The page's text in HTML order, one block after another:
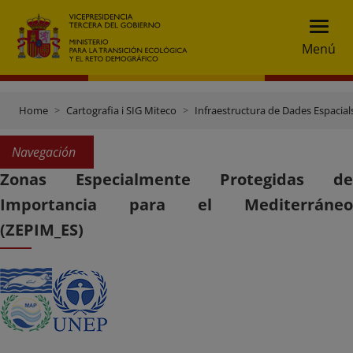
Menú
Home Cartografia i SIG Miteco Infraestructura de Dades
Navegación
Zonas Especialmente Protegidas de
Importancia para el Mediterráneo
(ZEPIM_ES)